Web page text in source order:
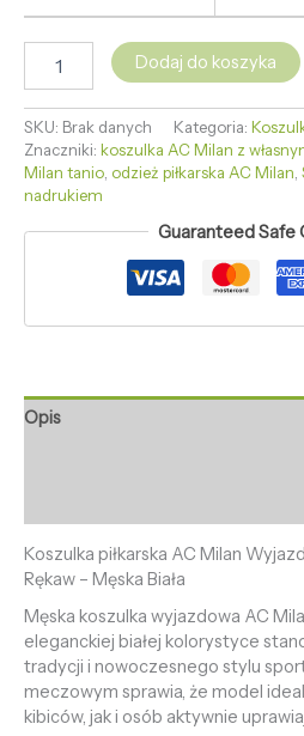
Dodaj do koszyka
SKU: Brak danych Kategoria:
Znaczniki: koszulka AC Milan z
Milan tanio, odzież piłkarska AC Milan,
nadrukiem
Guaranteed Safe
Opis
Koszulka piłkarska AC Milan
Rękaw – Męska Biała
Męska koszulka wyjazdowa AC
eleganckiej białej kolorystyce
tradycji i nowoczesnego stylu
meczowym sprawia, że model
kibiców, jak i osób aktywnie